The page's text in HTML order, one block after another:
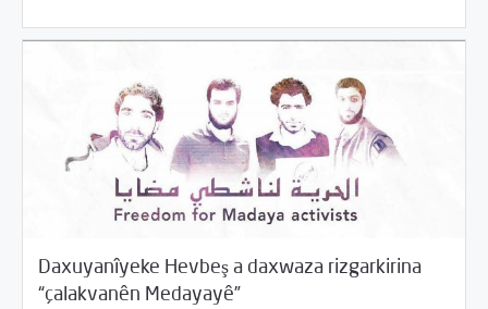
Daxuyanîyeke Hevbeş a daxwaza rizgarkirina
“çalakvanên Medayayê”
18/2018 Rewangeha Binpêkirinan/ Rotator